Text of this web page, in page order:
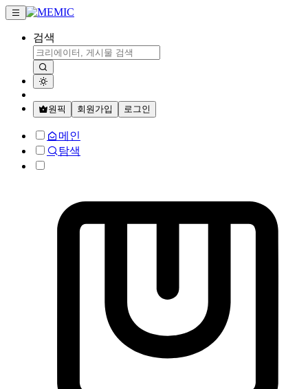
검색
원픽 회원가입 로그인
메인
탐색